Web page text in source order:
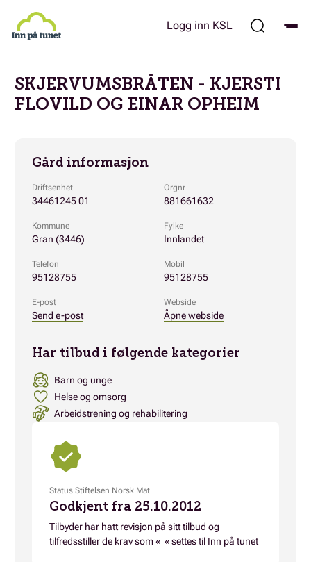
hovedinnhold
Logg inn KSL
SKJERVUMSBRÅTEN - KJERSTI
FLOVILD OG EINAR OPHEIM
Gård informasjon
Driftsenhet
34461245 01
Orgnr
881661632
Kommune
Gran (3446)
Fylke
Innlandet
Telefon
95128755
Mobil
95128755
E-post
Send e-post
Webside
Åpne webside
Har tilbud i følgende kategorier
Barn og unge
Helse og omsorg
Arbeidstrening og rehabilitering
Status Stiftelsen Norsk Mat
Godkjent fra 25.10.2012
Tilbyder har hatt revisjon på sitt tilbud og
tilfredsstiller de krav som « « settes til Inn på tunet